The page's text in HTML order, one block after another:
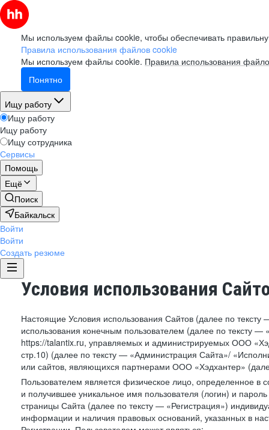
Мы используем файлы cookie, чтобы обеспечивать
Правила использования файлов cookie
Мы используем файлы cookie. Правила использования
Понятно
Ищу работу
Ищу работу
Ищу работу
Ищу сотрудника
Сервисы
Помощь
Ещё
Поиск
Байкальск
Войти
Войти
Создать резюме
Условия использования
Настоящие Условия использования Сайтов (далее по
использования конечным пользователем (далее по тексту
https://talantix.ru, управляемых и администрируемых ООО
стр.10) (далее по тексту — «Администрация Сайта»/
или сайтов, являющихся партнерами ООО «Хэдхантер»
Пользователем является физическое лицо, определенное в
и получившее уникальное имя пользователя (логин) и
страницы Сайта (далее по тексту — «Регистрация»)
информации и наличия правовых оснований, указанных в